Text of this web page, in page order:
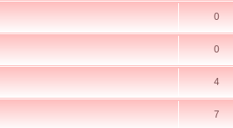
0
0
4
7